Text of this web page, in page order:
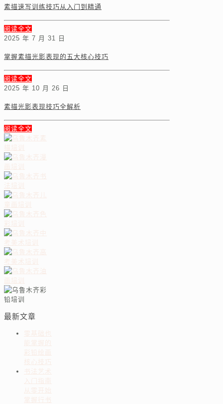
素描速写训练技巧从入门到精通
阅读全文
2025 年 7 月 31 日
掌握素描光影表现的五大核心技巧
阅读全文
2025 年 10 月 26 日
素描光影表现技巧全解析
阅读全文
最新文章
零基础也
能掌握的
彩铅绘画
核心技巧
书法艺术
入门指南
从零开始
掌握行书